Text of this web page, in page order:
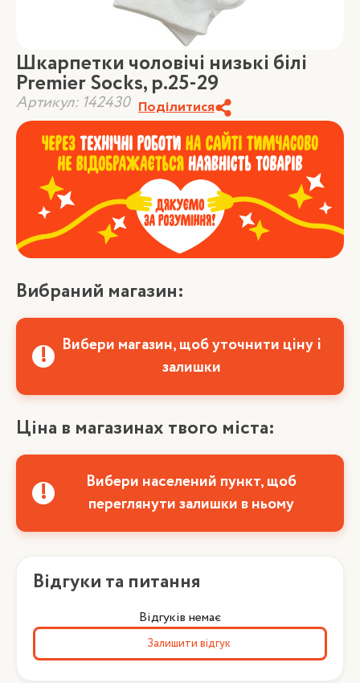
Шкарпетки чоловічі низькі білі
Premier Socks, р.25-29
Артикул: 142430 Поділитися
Вибраний магазин:
Вибери магазин, щоб уточнити ціну і
залишки
Ціна в магазинах твого міста:
Вибери населений пункт, щоб
переглянути залишки в ньому
Відгуки та питання
Відгуків немає
Залишити відгук